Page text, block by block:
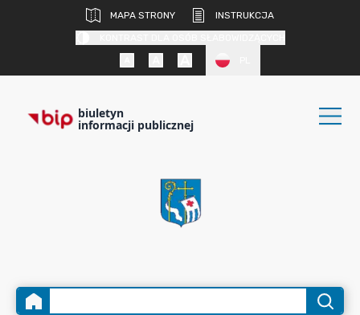
MAPA STRONY
INSTRUKCJA
biuletyn
informacji publicznej